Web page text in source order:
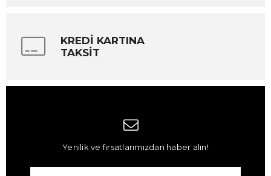
KREDİ KARTINA
TAKSİT
Yenilik ve fırsatlarımızdan haber alın!